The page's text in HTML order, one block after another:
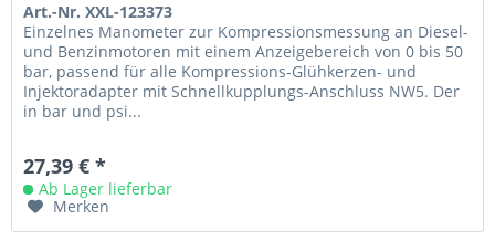
Art.-Nr. XXL-123373
Einzelnes Manometer zur Kompressionsmessung an Diesel-
und Benzinmotoren mit einem Anzeigebereich von 0 bis 50
bar, passend für alle Kompressions-Glühkerzen- und
Injektoradapter mit Schnellkupplungs-Anschluss NW5. Der
in bar und psi...
27,39 € *
Ab Lager lieferbar
Merken